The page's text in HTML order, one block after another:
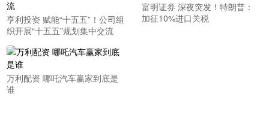
亨利投资 赋能“十五五”！公司组
织开展“十五五”规划集中交流
富明证券 深夜突发！特朗普：
加征10%进口关税
万利配资 哪吒汽车赢家到底是
谁